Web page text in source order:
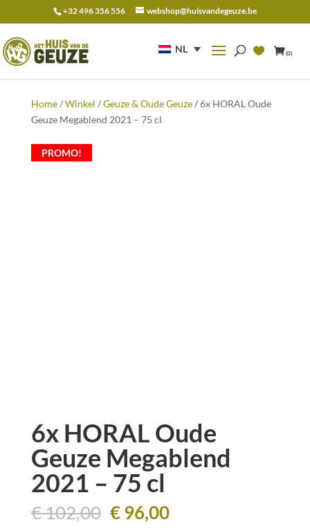
+32 496 356 556 webshop@huisvandegeuze.be
NL (0)
naar:
Home/Winkel /Geuze & Oude Geuze/ 6x HORAL Oude
Geuze Megablend 2021 – 75 cl
PROMO!
6x HORAL Oude
Geuze Megablend
2021 – 75 cl
€102,00 Oorspronkelijke
€96,00Huidige